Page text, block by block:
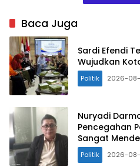
Baca Juga
Sardi Efendi
Wujudkan
Politik 2026-
Nuryadi
Pencegahan
Sangat
Politik 2026-